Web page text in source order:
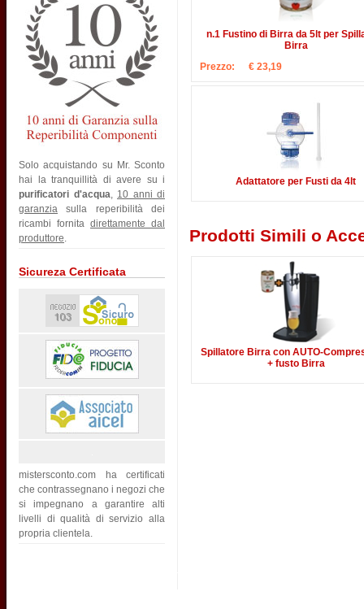
Solo acquistando su Mr. Sconto
hai la tranquillità di avere su i
purificatori d'acqua, 10 anni di
garanzia sulla reperibilità dei
ricambi fornita direttamente dal
produttore.
Sicureza Certificata
mistersconto.com ha certificati
che contrassegnano i negozi che
si impegnano a garantire alti
livelli di qualità di servizio alla
propria clientela.
n.1 Fustino di Birra da 5lt per
Birra
Prezzo:
€ 23,19
Adattatore per Fusti da 4lt
Prodotti Simili o
Spillatore Birra con AUTO-
+ fusto Birra